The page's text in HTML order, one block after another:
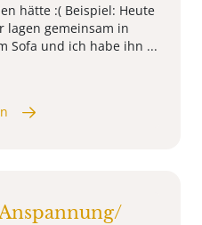
hätte :( Beispiel: Heute
lagen gemeinsam in
Sofa und ich habe ihn ...